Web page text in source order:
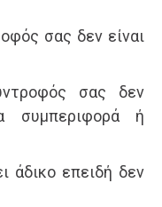
σας δεν είναι
σας δεν
συμπεριφορά ή
άδικο επειδή δεν